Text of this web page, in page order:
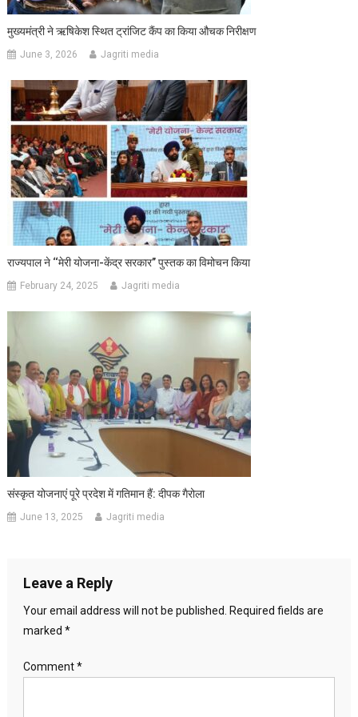
मुख्यमंत्री ने ऋषिकेश स्थित ट्रांजिट कैंप का किया औचक निरीक्षण
June 3, 2026 Jagriti media
राज्यपाल ने ‘‘मेरी योजना-केंद्र सरकार’’ पुस्तक का विमोचन किया
February 24, 2025 Jagriti media
संस्कृत योजनाएं पूरे प्रदेश में गतिमान हैं: दीपक गैरोला
June 13, 2025 Jagriti media
Leave a Reply
Your email address will not be published. Required fields are
marked *
Comment*